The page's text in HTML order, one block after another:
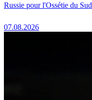
Russie pour l'Ossétie du Sud
07.08.2026